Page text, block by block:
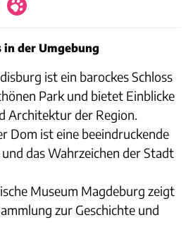
der Umgebung
ist ein barockes Schloss
Park und bietet Einblicke
Architektur der Region.
Dom ist eine beeindruckende
das Wahrzeichen der Stadt
Museum Magdeburg zeigt
zur Geschichte und